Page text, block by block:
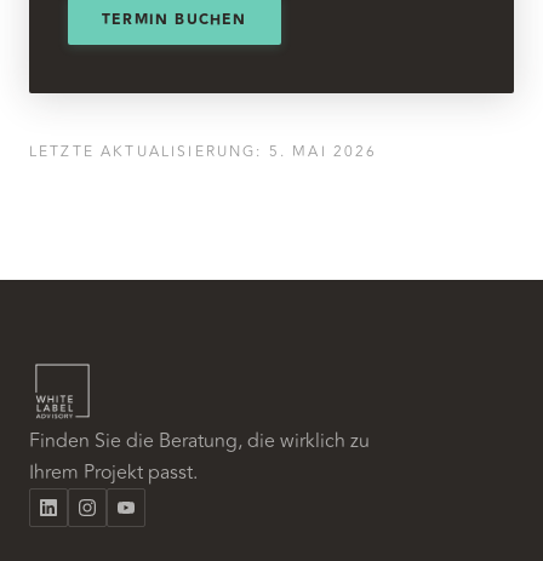
TERMIN BUCHEN
LETZTE AKTUALISIERUNG : 5. MAI 2026
Finden Sie die Beratung, die wirklich zu
Ihrem Projekt passt.